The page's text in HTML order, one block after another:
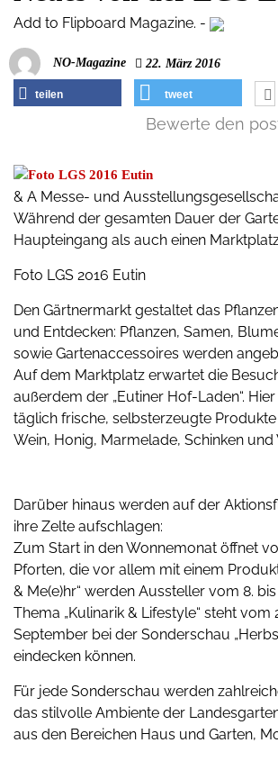
Add to Flipboard Magazine. -
NO-Magazine 22. März 2016
teilen tweet
Bewerte den
& A Messe- und
Während der gesamten Dauer der
Haupteingang als auch einen
Foto LGS 2016 Eutin
Den Gärtnermarkt gestaltet das
und Entdecken: Pflanzen, Samen,
sowie Gartenaccessoires werden
Auf dem Marktplatz erwartet die
außerdem der „Eutiner Hof-Laden“.
täglich frische, selbsterzeugte
Wein, Honig, Marmelade, Schinken und
Darüber hinaus werden auf der
ihre Zelte aufschlagen:
Zum Start in den Wonnemonat öffnet
Pforten, die vor allem mit einem
& Me(e)hr“ werden Aussteller vom 8.
Thema „Kulinarik & Lifestyle“ steht
September bei der Sonderschau
eindecken können.
Für jede Sonderschau werden
das stilvolle Ambiente der
aus den Bereichen Haus und Garten,